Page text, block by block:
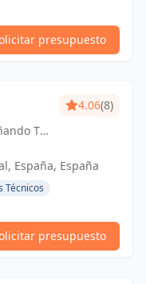
presupuesto
Tu
4.06(8)
España, España
Técnicos
presupuesto